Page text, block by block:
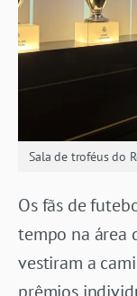
Sala de troféus do
Os fãs de
tempo na área
vestiram a